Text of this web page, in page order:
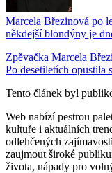
Marcela Březinová po
někdejší blondýny je
Zpěvačka Marcela
Po desetiletích opustila
Tento článek byl
Web nabízí pestrou
kultuře i aktuálních
odlehčených
zaujmout široké
života, nápady pro